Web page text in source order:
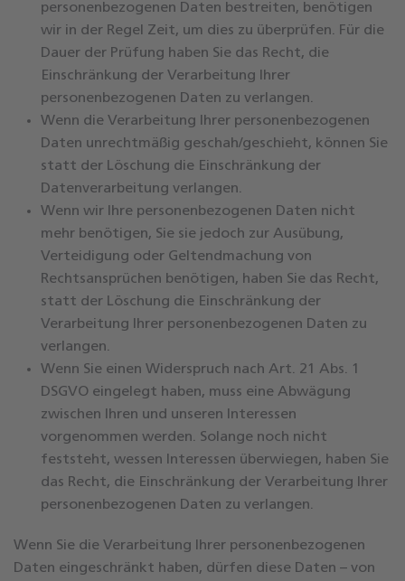
personenbezogenen Daten bestreiten, benötigen
wir in der Regel Zeit, um dies zu überprüfen. Für die
Dauer der Prüfung haben Sie das Recht, die
Einschränkung der Verarbeitung Ihrer
personenbezogenen Daten zu verlangen.
Wenn die Verarbeitung Ihrer personenbezogenen
Daten unrechtmäßig geschah/geschieht, können Sie
statt der Löschung die Einschränkung der
Datenverarbeitung verlangen.
Wenn wir Ihre personenbezogenen Daten nicht
mehr benötigen, Sie sie jedoch zur Ausübung,
Verteidigung oder Geltendmachung von
Rechtsansprüchen benötigen, haben Sie das Recht,
statt der Löschung die Einschränkung der
Verarbeitung Ihrer personenbezogenen Daten zu
verlangen.
Wenn Sie einen Widerspruch nach Art. 21 Abs. 1
DSGVO eingelegt haben, muss eine Abwägung
zwischen Ihren und unseren Interessen
vorgenommen werden. Solange noch nicht
feststeht, wessen Interessen überwiegen, haben Sie
das Recht, die Einschränkung der Verarbeitung Ihrer
personenbezogenen Daten zu verlangen.
Wenn Sie die Verarbeitung Ihrer personenbezogenen
Daten eingeschränkt haben, dürfen diese Daten – von